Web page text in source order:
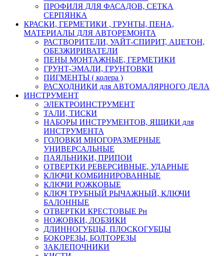
ПРОФИЛЯ ДЛЯ ФАСАДОВ, СЕТКА
СЕРПЯНКА
КРАСКИ, ГЕРМЕТИКИ , ГРУНТЫ, ПЕНА,
МАТЕРИАЛЫ ДЛЯ АВТОРЕМОНТА
РАСТВОРИТЕЛИ, УАЙТ-СПИРИТ, АЦЕТОН,
ОБЕЗЖИРИВАТЕЛИ
ПЕНЫ МОНТАЖНЫЕ, ГЕРМЕТИКИ
ГРУНТ-ЭМАЛИ, ГРУНТОВКИ
ПИГМЕНТЫ ( колера )
РАСХОДНИКИ для АВТОМАЛЯРНОГО ДЕЛА
ИНСТРУМЕНТ
ЭЛЕКТРОИНСТРУМЕНТ
ТАЛИ, ТИСКИ
НАБОРЫ ИНСТРУМЕНТОВ, ЯЩИКИ для
ИНСТРУМЕНТА
ГОЛОВКИ МНОГОРАЗМЕРНЫЕ
УНИВЕРСАЛЬНЫЕ
ПАЯЛЬНИКИ, ПРИПОИ
ОТВЕРТКИ РЕВЕРСИВНЫЕ, УДАРНЫЕ
КЛЮЧИ КОМБИНИРОВАННЫЕ
КЛЮЧИ РОЖКОВЫЕ
КЛЮЧ ТРУБНЫЙ РЫЧАЖНЫЙ, КЛЮЧИ
БАЛОННЫЕ
ОТВЕРТКИ КРЕСТОВЫЕ Рн
НОЖОВКИ, ЛОБЗИКИ
ДЛИННОГУБЦЫ, ПЛОСКОГУБЦЫ
БОКОРЕЗЫ, БОЛТОРЕЗЫ
ЗАКЛЕПОЧНИКИ